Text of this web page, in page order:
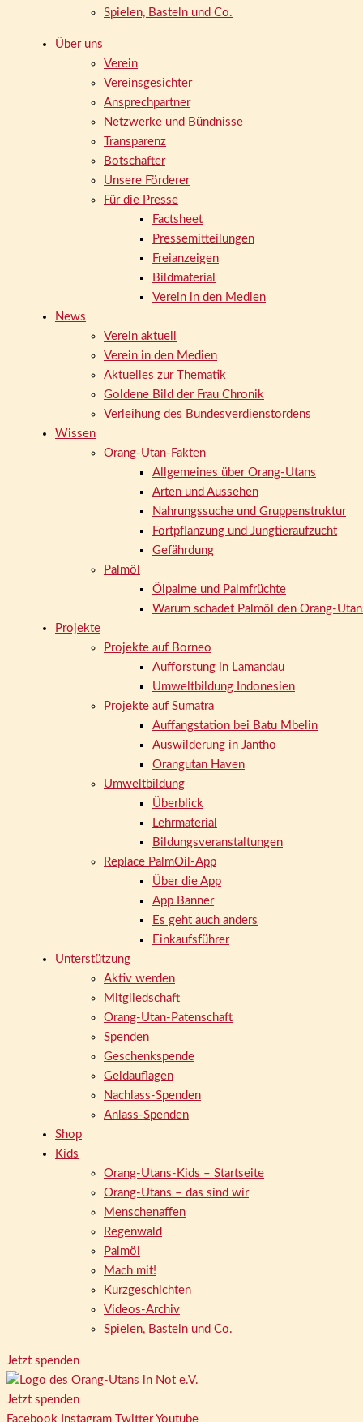
Spielen, Basteln und Co.
Über uns
Verein
Vereinsgesichter
Ansprechpartner
Netzwerke und Bündnisse
Transparenz
Botschafter
Unsere Förderer
Für die Presse
Factsheet
Pressemitteilungen
Freianzeigen
Bildmaterial
Verein in den Medien
News
Verein aktuell
Verein in den Medien
Aktuelles zur Thematik
Goldene Bild der Frau Chronik
Verleihung des Bundesverdienstordens
Wissen
Orang-Utan-Fakten
Allgemeines über Orang-Utans
Arten und Aussehen
Nahrungssuche und Gruppenstruktur
Fortpflanzung und Jungtieraufzucht
Gefährdung
Palmöl
Ölpalme und Palmfrüchte
Warum schadet Palmöl den Orang-
Projekte
Projekte auf Borneo
Aufforstung in Lamandau
Umweltbildung Indonesien
Projekte auf Sumatra
Auffangstation bei Batu Mbelin
Auswilderung in Jantho
Orangutan Haven
Umweltbildung
Überblick
Lehrmaterial
Bildungsveranstaltungen
Replace PalmOil-App
Über die App
App Banner
Es geht auch anders
Einkaufsführer
Unterstützung
Aktiv werden
Mitgliedschaft
Orang-Utan-Patenschaft
Spenden
Geschenkspende
Geldauflagen
Nachlass-Spenden
Anlass-Spenden
Shop
Kids
Orang-Utans-Kids – Startseite
Orang-Utans – das sind wir
Menschenaffen
Regenwald
Palmöl
Mach mit!
Kurzgeschichten
Videos-Archiv
Spielen, Basteln und Co.
Jetzt spenden
Jetzt spenden
Facebook
Instagram Twitter Youtube